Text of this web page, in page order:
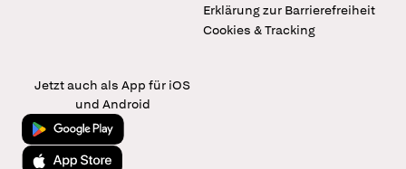
Erklärung zur Barrierefreiheit
Cookies & Tracking
Jetzt auch als App für iOS
und Android
Jetzt bei Google Play
Laden im App Store